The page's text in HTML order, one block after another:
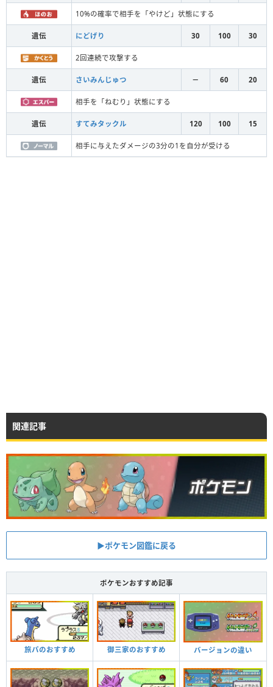
10%の確率で相手を「やけど」状態にする
遺伝 にどげり 30 100 30
2回連続で攻撃する
遺伝 さいみんじゅつ － 60 20
相手を「ねむり」状態にする
遺伝 すてみタックル 120 100 15
相手に与えたダメージの3分の1を自分が受ける
関連記事
▶︎ポケモン図鑑に戻る
ポケモンおすすめ記事
旅パのおすすめ 御三家のおすすめ バージョンの違い